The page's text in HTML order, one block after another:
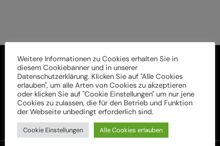
Weitere Informationen zu Cookies erhalten Sie in
diesem Cookiebanner und in unserer
Datenschutzerklärung. Klicken Sie auf "Alle Cookies
erlauben", um alle Arten von Cookies zu akzeptieren
oder klicken Sie auf "Cookie Einstellungen" um nur jene
Cookies zu zulassen, die für den Betrieb und Funktion
der Webseite unbedingt erforderlich sind.
Cookie Einstellungen Alle Cookies erlauben